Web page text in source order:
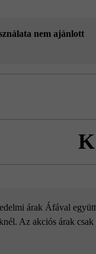
nem ajánlott
árak Áfával
Az akciós árak